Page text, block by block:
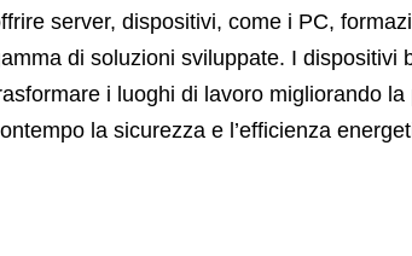
server, dispositivi, come i PC,
di soluzioni sviluppate. I dispositivi
i luoghi di lavoro migliorando
la sicurezza e l’efficienza